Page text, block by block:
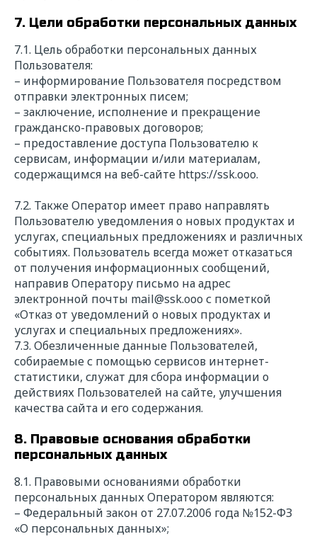
7. Цели обработки персональных данных
7.1. Цель обработки персональных данных
Пользователя:
– информирование Пользователя посредством
отправки электронных писем;
– заключение, исполнение и прекращение
гражданско-правовых договоров;
– предоставление доступа Пользователю к
сервисам, информации и/или материалам,
содержащимся на веб-сайте https://ssk.ooo.
7.2. Также Оператор имеет право направлять
Пользователю уведомления о новых продуктах и
услугах, специальных предложениях и различных
событиях. Пользователь всегда может отказаться
от получения информационных сообщений,
направив Оператору письмо на адрес
электронной почты mail@ssk.ooo с пометкой
«Отказ от уведомлений о новых продуктах и
услугах и специальных предложениях».
7.3. Обезличенные данные Пользователей,
собираемые с помощью сервисов интернет-
статистики, служат для сбора информации о
действиях Пользователей на сайте, улучшения
качества сайта и его содержания.
8. Правовые основания обработки
персональных данных
8.1. Правовыми основаниями обработки
персональных данных Оператором являются:
– Федеральный закон от 27.07.2006 года №152-ФЗ
«О персональных данных»;